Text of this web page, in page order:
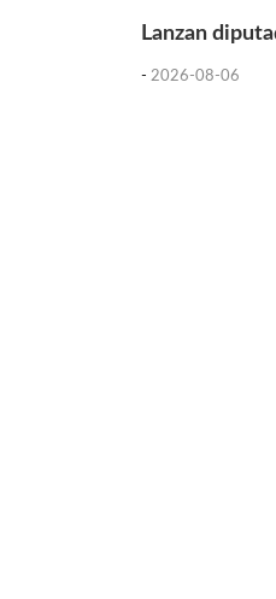
Lanzan
- 2026-08-06